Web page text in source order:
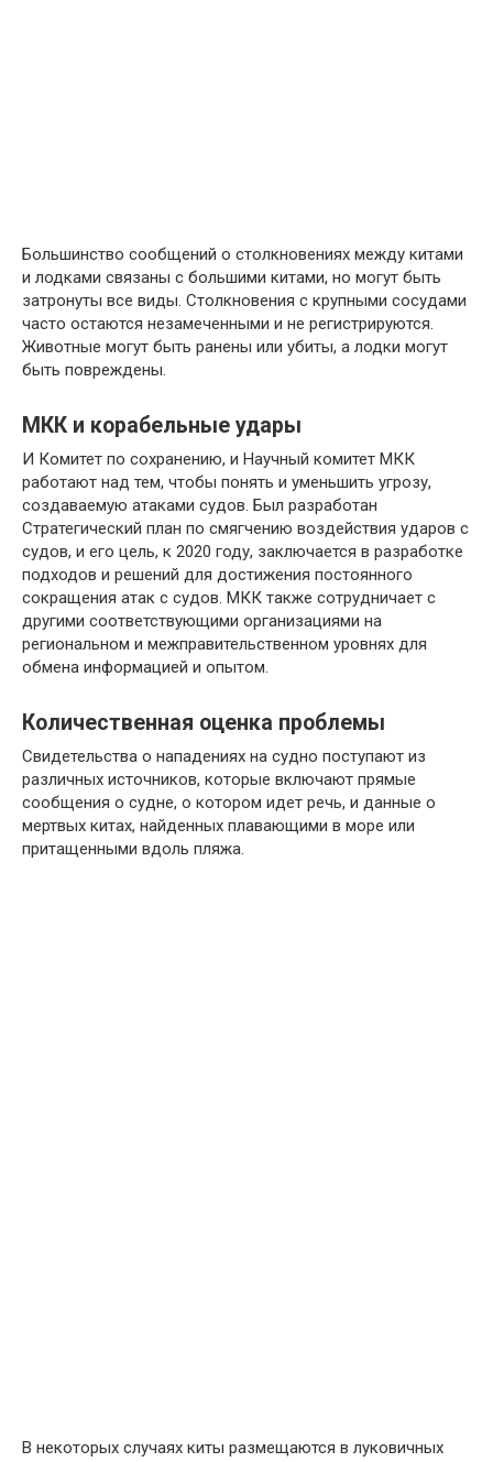
Большинство сообщений о столкновениях между китами
и лодками связаны с большими китами, но могут быть
затронуты все виды. Столкновения с крупными сосудами
часто остаются незамеченными и не регистрируются.
Животные могут быть ранены или убиты, а лодки могут
быть повреждены.
МКК и корабельные удары
И Комитет по сохранению, и Научный комитет МКК
работают над тем, чтобы понять и уменьшить угрозу,
создаваемую атаками судов. Был разработан
Стратегический план по смягчению воздействия ударов с
судов, и его цель, к 2020 году, заключается в разработке
подходов и решений для достижения постоянного
сокращения атак с судов. МКК также сотрудничает с
другими соответствующими организациями на
региональном и межправительственном уровнях для
обмена информацией и опытом.
Количественная оценка проблемы
Свидетельства о нападениях на судно поступают из
различных источников, которые включают прямые
сообщения о судне, о котором идет речь, и данные о
мертвых китах, найденных плавающими в море или
притащенными вдоль пляжа.
В некоторых случаях киты размещаются в луковичных